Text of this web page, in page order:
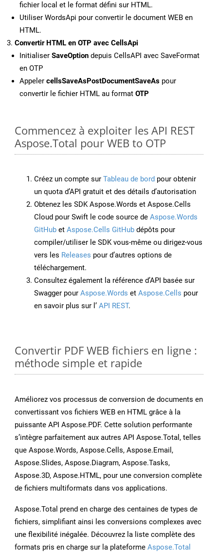
fichier local et le format défini sur HTML.
Utiliser WordsApi pour convertir le document WEB en
HTML.
Convertir HTML en OTP avec CellsApi
Initialiser SaveOption depuis CellsAPI avec SaveFormat
en OTP
Appeler cellsSaveAsPostDocumentSaveAs pour
convertir le fichier HTML au format OTP
Commencez à exploiter les API REST
Aspose.Total pour WEB to OTP
Créez un compte sur Tableau de bord pour obtenir
un quota d’API gratuit et des détails d’autorisation
Obtenez les SDK Aspose.Words et Aspose.Cells
Cloud pour Swift le code source de Aspose.Words
GitHub et Aspose.Cells GitHub dépôts pour
compiler/utiliser le SDK vous-même ou dirigez-vous
vers les Releases pour d’autres options de
téléchargement.
Consultez également la référence d’API basée sur
Swagger pour Aspose.Words et Aspose.Cells pour
en savoir plus sur l’ API REST.
Convertir PDF WEB fichiers en ligne :
méthode simple et rapide
Améliorez vos processus de conversion de documents en
convertissant vos fichiers WEB en HTML grâce à la
puissante API Aspose.PDF. Cette solution performante
s’intègre parfaitement aux autres API Aspose.Total, telles
que Aspose.Words, Aspose.Cells, Aspose.Email,
Aspose.Slides, Aspose.Diagram, Aspose.Tasks,
Aspose.3D, Aspose.HTML, pour une conversion complète
de fichiers multiformats dans vos applications.
Aspose.Total prend en charge des centaines de types de
fichiers, simplifiant ainsi les conversions complexes avec
une flexibilité inégalée. Découvrez la liste complète des
formats pris en charge sur la plateforme Aspose.Total